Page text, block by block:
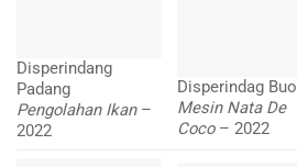
Disperindang
Padang
Pengolahan Ikan –
2022
Disperindag Buol
Mesin Nata De
Coco– 2022